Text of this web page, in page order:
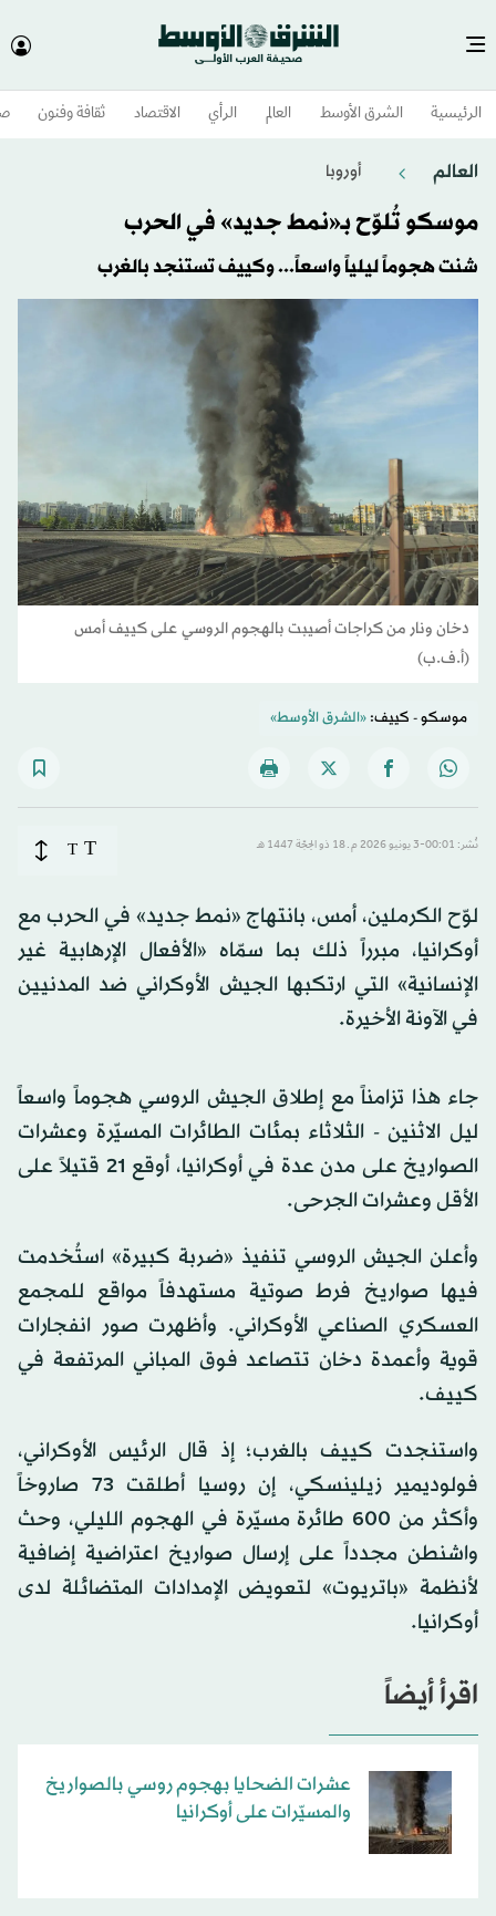
الرئيسية الشرق الأوسط​ العالم الرأي الاقتصاد ثقافة وفنون
العالم أوروبا
موسكو تُلوّح بـ«نمط جديد» في الحرب
شنت هجوماً ليلياً واسعاً... وكييف تستنجد بالغرب
دخان ونار من كراجات أصيبت بالهجوم الروسي على كييف أمس
(أ.ف.ب)
موسكو - كييف:«الشرق الأوسط»
نُشر: 00:01-3 يونيو 2026 م ـ 18 ذو الحِجّة 1447 هـ T
T
لوّح الكرملين، أمس، بانتهاج «نمط جديد» في الحرب مع
أوكرانيا، مبرراً ذلك بما سمّاه «الأفعال الإرهابية غير
الإنسانية» التي ارتكبها الجيش الأوكراني ​ضد ‌المدنيين
في الآونة الأخيرة.
جاء هذا تزامناً مع إطلاق الجيش الروسي هجوماً واسعاً
ليل الاثنين - الثلاثاء بمئات الطائرات المسيّرة وعشرات
الصواريخ على مدن عدة في أوكرانيا، أوقع 21 قتيلاً على
الأقل وعشرات الجرحى.
وأعلن الجيش الروسي تنفيذ «ضربة كبيرة» استُخدمت
فيها صواريخ فرط صوتية مستهدفاً مواقع للمجمع
العسكري الصناعي الأوكراني. وأظهرت صور انفجارات
قوية وأعمدة دخان تتصاعد فوق المباني المرتفعة في
كييف.
واستنجدت كييف بالغرب؛ إذ قال الرئيس الأوكراني،
فولوديمير زيلينسكي، إن روسيا أطلقت 73 صاروخاً
وأكثر من 600 طائرة مسيّرة في الهجوم الليلي، وحث
واشنطن مجدداً على إرسال صواريخ اعتراضية إضافية
لأنظمة «باتريوت» لتعويض الإمدادات المتضائلة لدى
أوكرانيا.
اقرأ أيضاً
عشرات الضحايا بهجوم روسي بالصواريخ
والمسيّرات على أوكرانيا